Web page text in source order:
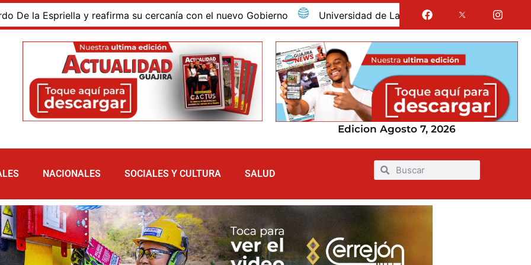
y reafirma su cercanía con el nuevo Gobierno Universidad de La Guajira celebró la obtención del
Edicion Agosto 7, 2026
NACIONALES SOCIALES Y CULTURA SALUD